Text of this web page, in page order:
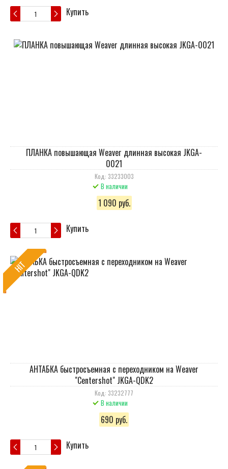
Купить
ПЛАНКА повышающая Weaver длинная высокая JKGA-
0021
Код: 33233003
В наличии
1 090 руб.
Купить
HIT
АНТАБКА быстросъемная с переходником на Weaver
"Centershot" JKGA-QDK2
Код: 33232777
В наличии
690 руб.
Купить